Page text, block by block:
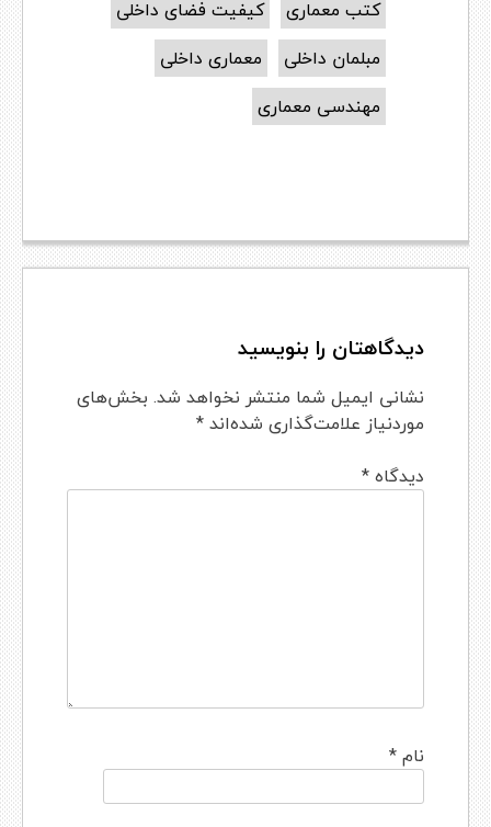
کتب معماری
کیفیت فضای داخلی
مبلمان داخلی
معماری داخلی
مهندسی معماری
دیدگاهتان را بنویسید
نشانی ایمیل شما منتشر نخواهد شد. بخش‌های
موردنیاز علامت‌گذاری شده‌اند*
دیدگاه*
نام*